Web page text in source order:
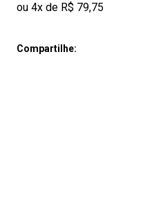
ou 4x de R$ 79,75
Compartilhe: